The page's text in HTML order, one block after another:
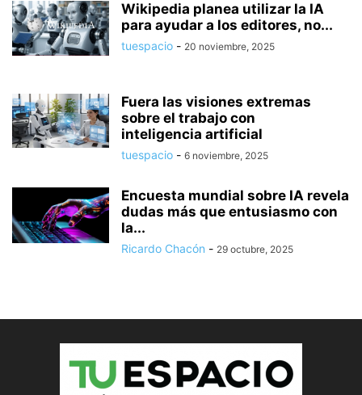
Wikipedia planea utilizar la IA
para ayudar a los editores, no...
tuespacio - 20 noviembre, 2025
Fuera las visiones extremas
sobre el trabajo con
inteligencia artificial
tuespacio - 6 noviembre, 2025
Encuesta mundial sobre IA revela
dudas más que entusiasmo con
la...
Ricardo Chacón - 29 octubre, 2025